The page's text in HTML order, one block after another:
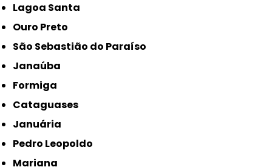
Lagoa Santa
Ouro Preto
São Sebastião do Paraíso
Janaúba
Formiga
Cataguases
Januária
Pedro Leopoldo
Mariana